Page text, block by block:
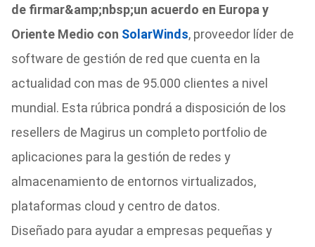
de firmar&amp;nbsp;un acuerdo en Europa y
Oriente Medio con SolarWinds, proveedor líder de
software de gestión de red que cuenta en la
actualidad con mas de 95.000 clientes a nivel
mundial. Esta rúbrica pondrá a disposición de los
resellers de Magirus un completo portfolio de
aplicaciones para la gestión de redes y
almacenamiento de entornos virtualizados,
plataformas cloud y centro de datos.
Diseñado para ayudar a empresas pequeñas y